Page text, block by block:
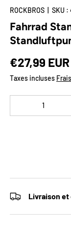
ROCKBROS SKU :
Fahrrad
Prix habituel
€27,99 EUR
Taxes incluses
Livraison